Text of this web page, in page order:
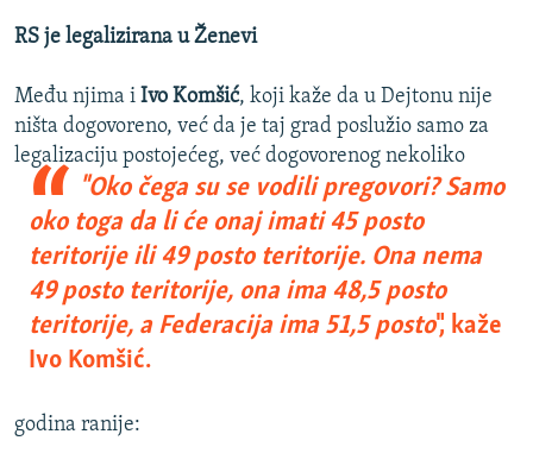
RS je legalizirana u Ženevi
Među njima i Ivo Komšić, koji kaže da u Dejtonu nije
ništa dogovoreno, već da je taj grad poslužio samo za
legalizaciju postojećeg, već dogovorenog
"Oko čega su se vodili pregovori? Samo
oko toga da li će onaj imati 45 posto
teritorije ili 49 posto teritorije. Ona nema
49 posto teritorije, ona ima 48,5 posto
teritorije, a Federacija ima 51,5 posto", kaže
Ivo Komšić.
nekoliko
godina ranije: